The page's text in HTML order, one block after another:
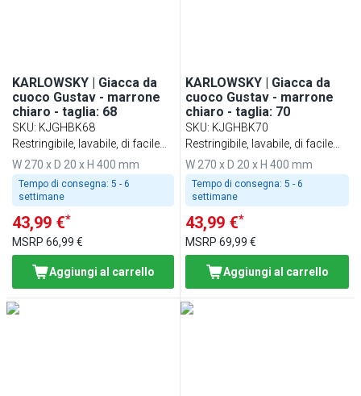
KARLOWSKY | Giacca da
cuoco Gustav - marrone
chiaro - taglia: 68
SKU: KJGHBK68
Restringibile, lavabile, di facile
manutenzione
W 270 x D 20 x H 400 mm
Tempo di consegna: 5 - 6
settimane
43,99 €*
MSRP 66,99 €
Aggiungi al carrello
KARLOWSKY | Giacca da
cuoco Gustav - marrone
chiaro - taglia: 70
SKU: KJGHBK70
Restringibile, lavabile, di facile
manutenzione
W 270 x D 20 x H 400 mm
Tempo di consegna: 5 - 6
settimane
43,99 €*
MSRP69,99 €
Aggiungi al carrello